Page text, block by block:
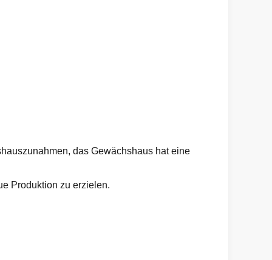
das Gewächshaus hat eine
Produktion zu erzielen.